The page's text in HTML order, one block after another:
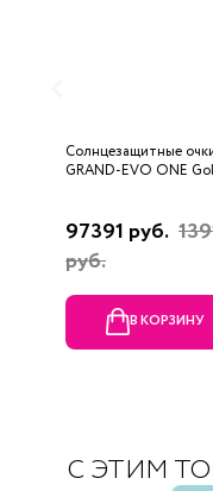
Солнцезащитные
GRAND-EVO ONE
97391 руб.
руб.
В КОРЗИНУ
С ЭТИМ